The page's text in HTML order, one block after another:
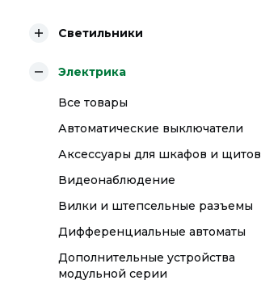
Светильники
Электрика
Все товары
Автоматические выключатели
Аксессуары для шкафов и щитов
Видеонаблюдение
Вилки и штепсельные разъемы
Дифференциальные автоматы
Дополнительные устройства
модульной серии